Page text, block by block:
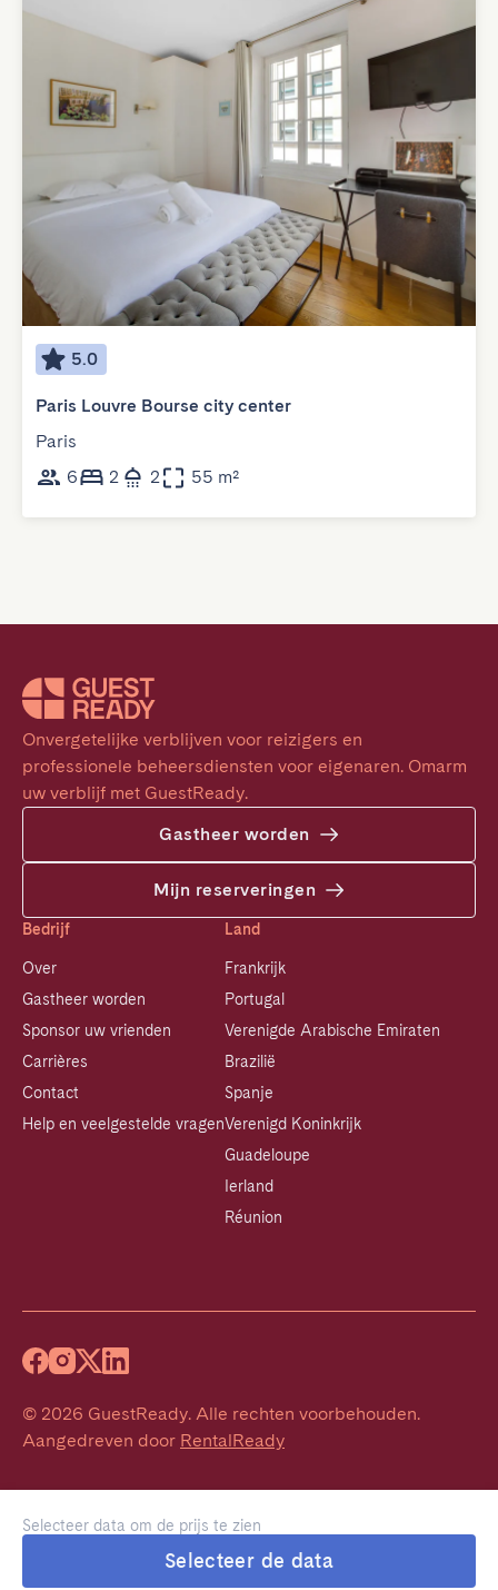
Selecteer data om de prijs te zien
Selecteer de data
5.0
Paris Louvre Bourse city center
Paris
6
2 2 55 m²
Onvergetelijke verblijven voor reizigers en
professionele beheersdiensten voor eigenaren. Omarm
uw verblijf met GuestReady.
Gastheer worden
Mijn reserveringen
Bedrijf
Over
Gastheer worden
Sponsor uw vrienden
Carrières
Contact
Help en veelgestelde vragen
Land
Frankrijk
Portugal
Verenigde Arabische Emiraten
Brazilië
Spanje
Verenigd Koninkrijk
Guadeloupe
Ierland
Réunion
© 2026 GuestReady. Alle rechten voorbehouden.
Aangedreven door RentalReady